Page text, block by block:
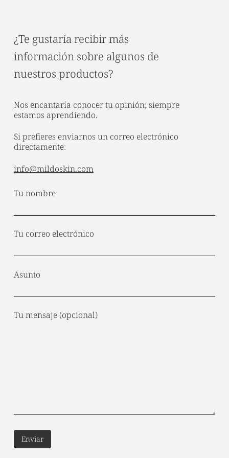
¿Te gustaría recibir más
información sobre algunos de
nuestros productos?
Nos encantaría conocer tu opinión; siempre
estamos aprendiendo.
Si prefieres enviarnos un correo electrónico
directamente:
info@mildoskin.com
Tu nombre
Tu correo electrónico
Asunto
Tu mensaje (opcional)